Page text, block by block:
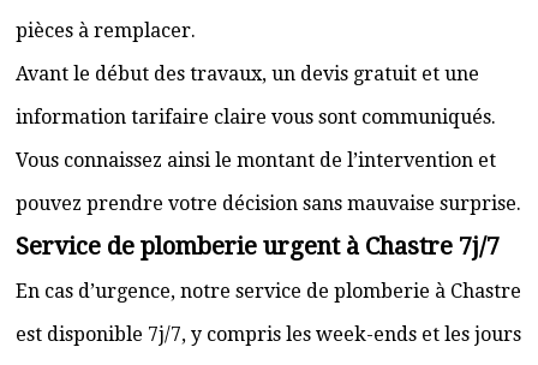
pièces à remplacer.
Avant le début des travaux, un devis gratuit et une
information tarifaire claire vous sont communiqués.
Vous connaissez ainsi le montant de l’intervention et
pouvez prendre votre décision sans mauvaise surprise.
Service de plomberie urgent à Chastre 7j/7
En cas d’urgence, notre service de plomberie à Chastre
est disponible 7j/7, y compris les week-ends et les jours